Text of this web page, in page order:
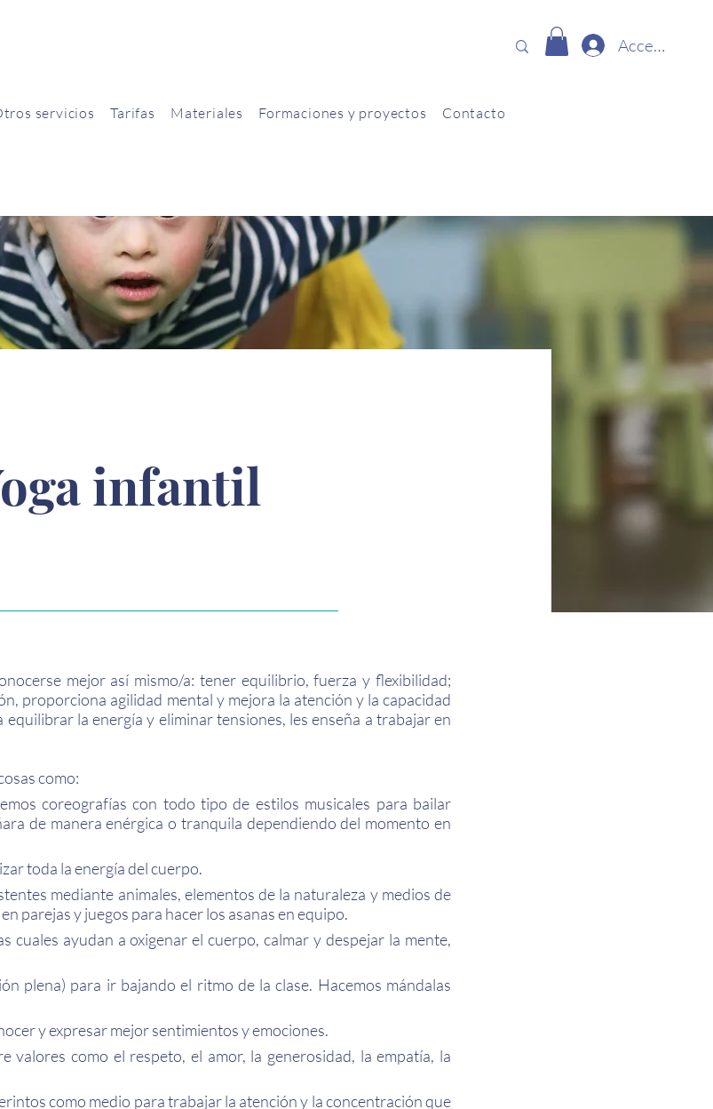
Accede
servicios Tarifas Materiales Formaciones y proyectos Contacto
infantil
mejor así mismo/a: tener equilibrio, fuerza y flexibilidad;
proporciona agilidad mental y mejora la atención y la capacidad
la energía y eliminar tensiones, les enseña a trabajar en
como:
coreografías con todo tipo de estilos musicales para bailar
de manera enérgica o tranquila dependiendo del momento en
toda la energía del cuerpo.
mediante animales, elementos de la naturaleza y medios de
parejas y juegos para hacer los asanas en equipo.
cuales ayudan a oxigenar el cuerpo, calmar y despejar la mente,
plena) para ir bajando el ritmo de la clase. Hacemos mándalas
y expresar mejor sentimientos y emociones.
valores como el respeto, el amor, la generosidad, la empatía, la
como medio para trabajar la atención y la concentración que